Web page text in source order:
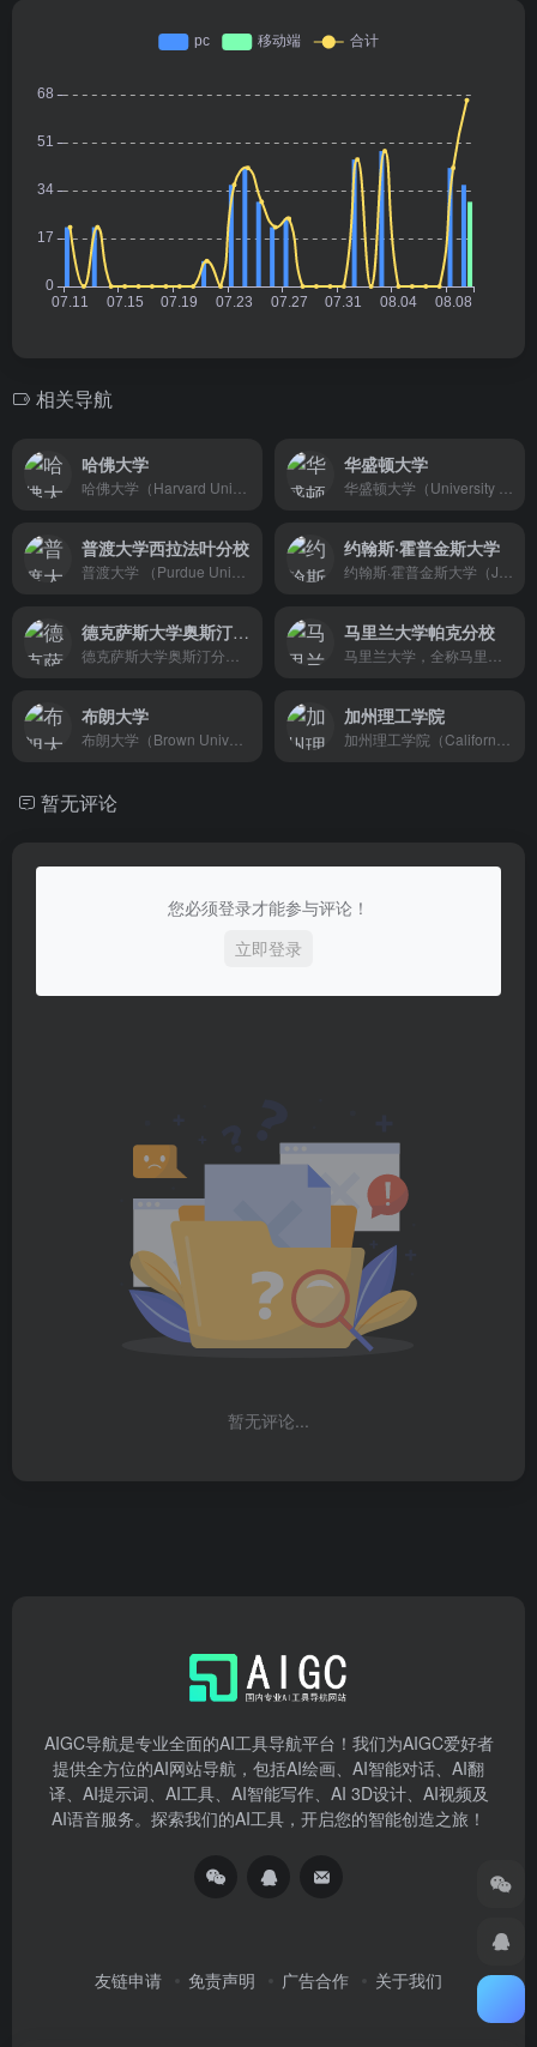
相关导航
哈佛大学 华盛顿大学
普渡大学西拉法叶分校 约翰斯·霍普金斯大学
德克萨斯大学奥斯汀分校 马里兰大学帕克分校
布朗大学 加州理工学院
暂无评论
您必须登录才能参与评论！
立即登录
暂无评论...
AIGC导航是专业全面的AI工具导航平台！我们为AIGC爱好者
提供全方位的AI网站导航，包括AI绘画、AI智能对话、AI翻
译、AI提示词、AI工具、AI智能写作、AI 3D设计、AI视频及
AI语音服务。探索我们的AI工具，开启您的智能创造之旅！
友链申请 免责声明 广告合作 关于我们